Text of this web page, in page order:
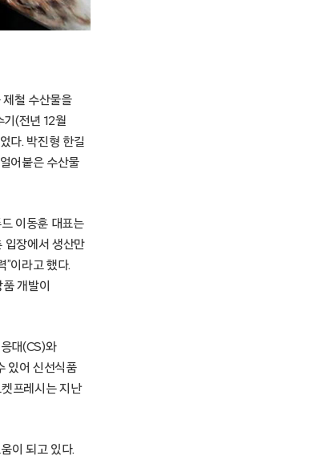
제철 수산물을
(전년 12월
다. 박진형 한길
어붙은 수산물
이동훈 대표는
입장에서 생산만
”이라고 했다.
개발이
대(CS)와
있어 신선식품
프레시는 지난
이 되고 있다.